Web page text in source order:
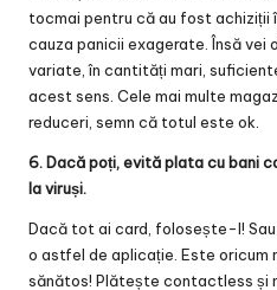
tocmai pentru că au fost achiziții
cauza panicii exagerate. Însă vei
variate, în cantități mari,
acest sens. Cele mai multe
reduceri, semn că totul este ok.
6. Dacă poți, evită plata cu bani
la viruși.
Dacă tot ai card, folosește-l!
o astfel de aplicație. Este oricum
sănătos! Plătește contactless și